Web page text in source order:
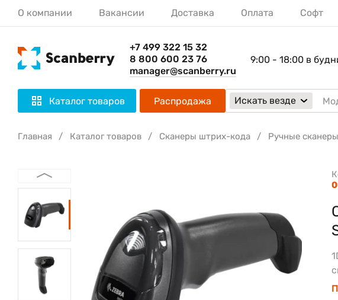
О компании Вакансии Доставка Оплата Софт
+7 499 322 15 32
8 800 600 23 76
manager@scanberry.ru
9:00 - 18:00 в
Каталог товаров Распродажа Искать везде
Главная Каталог товаров Сканеры штрих-кода Ручные